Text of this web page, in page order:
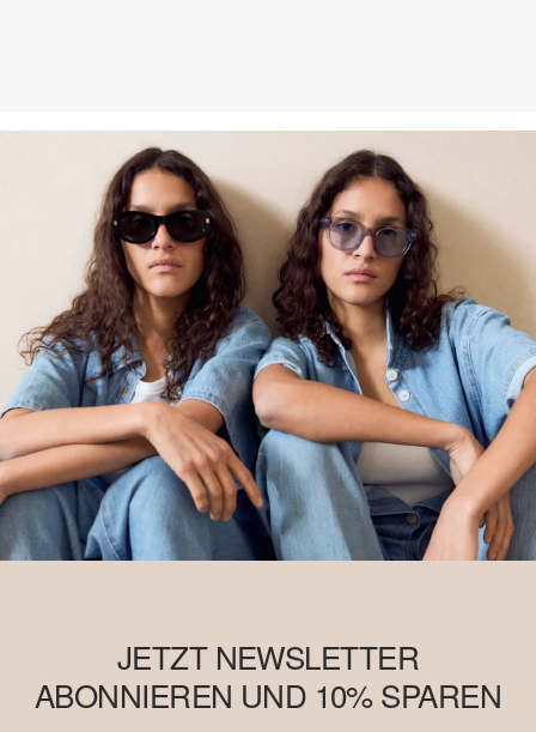
JETZT NEWSLETTER
ABONNIEREN UND 10% SPAREN